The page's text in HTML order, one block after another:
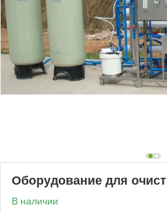
Оборудование для
В наличии